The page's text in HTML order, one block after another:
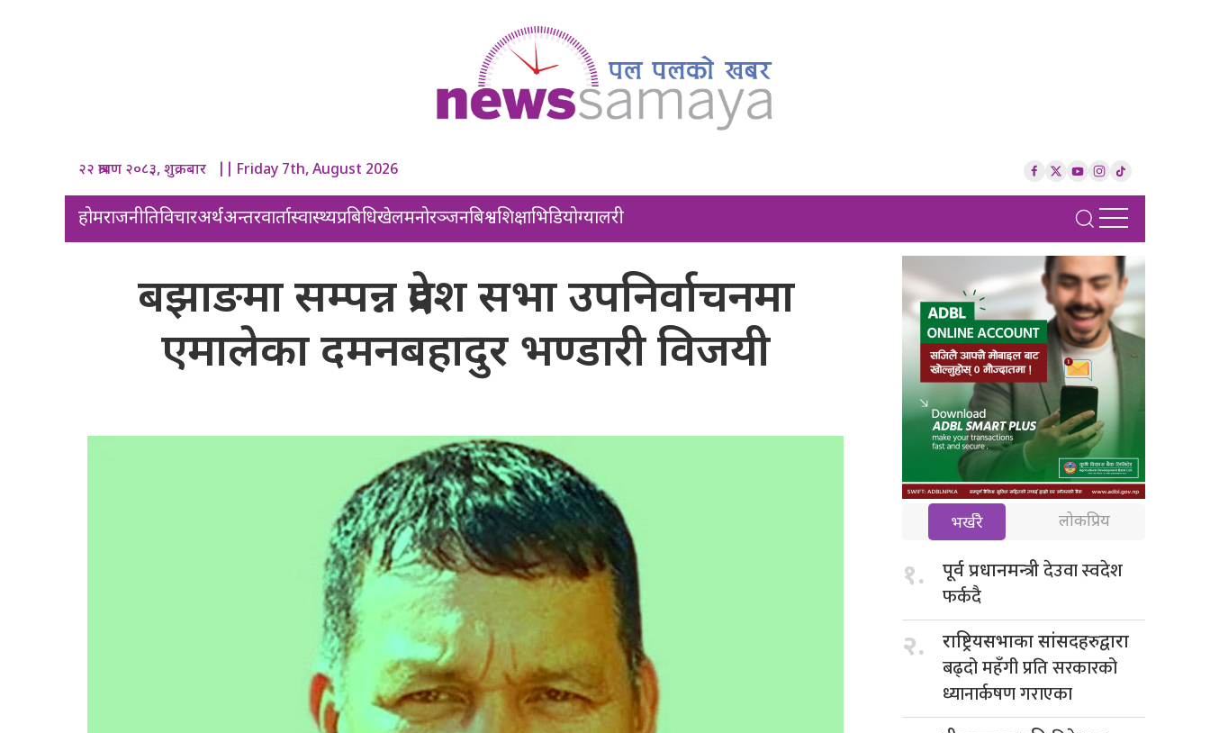
२२ श्रावण २०८३, शुक्रबार || Friday 7th, August 2026
होमराजनीतिविचारअर्थअन्तरवार्तास्वास्थ्यप्रबिधिखेलमनोरञ्जनबिश्वशिक्षाभिडियोग्यालरी
बझाङमा सम्पन्न प्रदेश सभा उपनिर्वाचनमा
एमालेका दमनबहादुर भण्डारी विजयी
भर्खरै लोकप्रिय
१. पूर्व प्रधानमन्त्रीदेउवा स्वदेश
फर्कदै
२. राष्ट्रियसभाका सांसदहरुद्वारा
बढ्दो महँगी प्रति सरकारको
ध्यानार्कषण गराएका